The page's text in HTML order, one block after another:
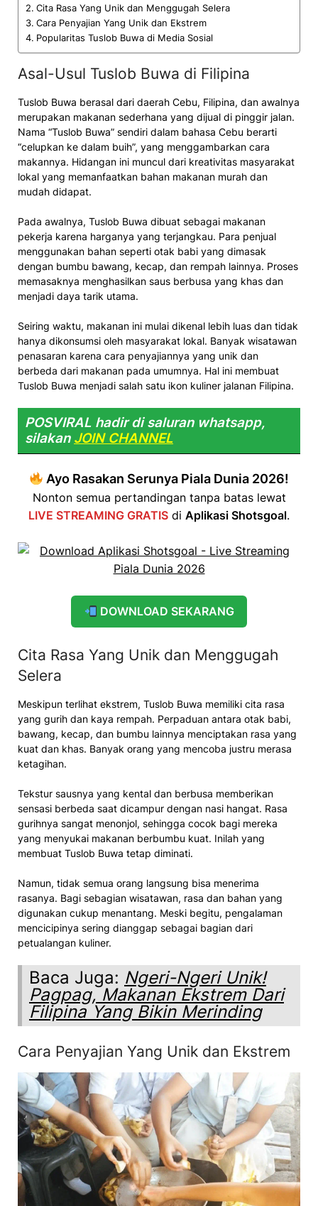
Cita Rasa Yang Unik dan Menggugah Selera
Cara Penyajian Yang Unik dan Ekstrem
Popularitas Tuslob Buwa di Media Sosial
Asal-Usul Tuslob Buwa di Filipina
Tuslob Buwa berasal dari daerah Cebu, Filipina, dan awalnya
merupakan makanan sederhana yang dijual di pinggir jalan.
Nama “Tuslob Buwa” sendiri dalam bahasa Cebu berarti
“celupkan ke dalam buih”, yang menggambarkan cara
makannya. Hidangan ini muncul dari kreativitas masyarakat
lokal yang memanfaatkan bahan makanan murah dan
mudah didapat.
Pada awalnya, Tuslob Buwa dibuat sebagai makanan
pekerja karena harganya yang terjangkau. Para penjual
menggunakan bahan seperti otak babi yang dimasak
dengan bumbu bawang, kecap, dan rempah lainnya. Proses
memasaknya menghasilkan saus berbusa yang khas dan
menjadi daya tarik utama.
Seiring waktu, makanan ini mulai dikenal lebih luas dan tidak
hanya dikonsumsi oleh masyarakat lokal. Banyak wisatawan
penasaran karena cara penyajiannya yang unik dan
berbeda dari makanan pada umumnya. Hal ini membuat
Tuslob Buwa menjadi salah satu ikon kuliner jalanan Filipina.
POSVIRAL hadir di saluran whatsapp,
silakan JOIN CHANNEL
Ayo Rasakan Serunya Piala Dunia 2026!
Nonton semua pertandingan tanpa batas lewat
LIVE STREAMING GRATIS di Aplikasi Shotsgoal.
DOWNLOAD SEKARANG
Cita Rasa Yang Unik dan Menggugah
Selera
Meskipun terlihat ekstrem, Tuslob Buwa memiliki cita rasa
yang gurih dan kaya rempah. Perpaduan antara otak babi,
bawang, kecap, dan bumbu lainnya menciptakan rasa yang
kuat dan khas. Banyak orang yang mencoba justru merasa
ketagihan.
Tekstur sausnya yang kental dan berbusa memberikan
sensasi berbeda saat dicampur dengan nasi hangat. Rasa
gurihnya sangat menonjol, sehingga cocok bagi mereka
yang menyukai makanan berbumbu kuat. Inilah yang
membuat Tuslob Buwa tetap diminati.
Namun, tidak semua orang langsung bisa menerima
rasanya. Bagi sebagian wisatawan, rasa dan bahan yang
digunakan cukup menantang. Meski begitu, pengalaman
mencicipinya sering dianggap sebagai bagian dari
petualangan kuliner.
Baca Juga: Ngeri-Ngeri Unik!
Pagpag, Makanan Ekstrem Dari
Filipina Yang Bikin Merinding
Cara Penyajian Yang Unik dan Ekstrem